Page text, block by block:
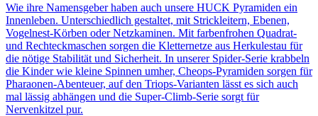
Wie ihre Namensgeber haben auch unsere HUCK Pyramiden ein
Innenleben. Unterschiedlich gestaltet, mit Strickleitern, Ebenen,
Vogelnest-Körben oder Netzkaminen. Mit farbenfrohen Quadrat-
und Rechteckmaschen sorgen die Kletternetze aus Herkulestau für
die nötige Stabilität und Sicherheit. In unserer Spider-Serie krabbeln
die Kinder wie kleine Spinnen umher, Cheops-Pyramiden sorgen für
Pharaonen-Abenteuer, auf den Triops-Varianten lässt es sich auch
mal lässig abhängen und die Super-Climb-Serie sorgt für
Nervenkitzel pur.